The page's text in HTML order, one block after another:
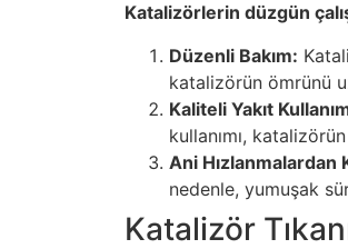
Katalizörlerin düzgün
Düzenli Bakım:
katalizörün ömrünü
Kaliteli Yakıt
kullanımı,
Ani Hızlanmalardan
nedenle, yumuşak
Katalizör